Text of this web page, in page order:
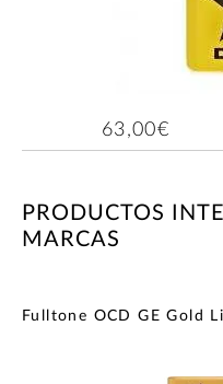
63,00€
PRODUCTOS
MARCAS
Fulltone OCD GE Gold